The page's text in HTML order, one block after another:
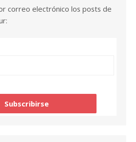
correo electrónico los posts de